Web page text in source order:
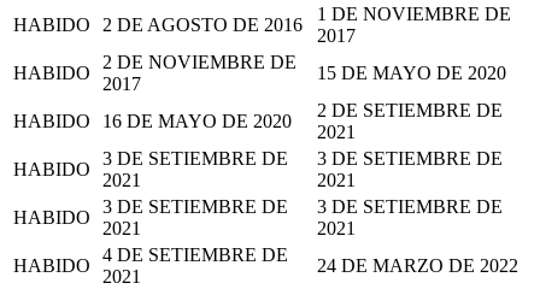
HABIDO
2 DE AGOSTO DE 2016
1 DE NOVIEMBRE DE
2017
HABIDO
2 DE NOVIEMBRE DE
2017
15 DE MAYO DE 2020
HABIDO 16 DE MAYO DE 2020
2 DE SETIEMBRE DE
2021
HABIDO
3 DE SETIEMBRE DE
2021
3 DE SETIEMBRE DE
2021
HABIDO
3 DE SETIEMBRE DE
2021
3 DE SETIEMBRE DE
2021
HABIDO
4 DE SETIEMBRE DE
2021
24 DE MARZO DE 2022